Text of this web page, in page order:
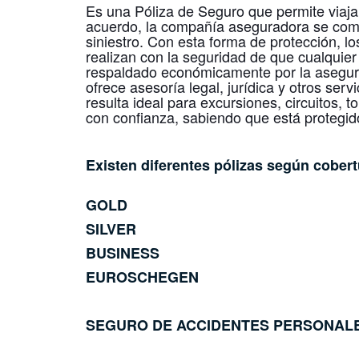
Es una Póliza de Seguro que permite
acuerdo, la compañía aseguradora se
siniestro. Con esta forma de protección,
realizan con la seguridad de que
respaldado económicamente por la
ofrece asesoría legal, jurídica y otros
resulta ideal para excursiones, circuitos,
con confianza, sabiendo que está
Existen diferentes pólizas según
GOLD
SILVER
BUSINESS
EUROSCHEGEN
SEGURO DE ACCIDENTES